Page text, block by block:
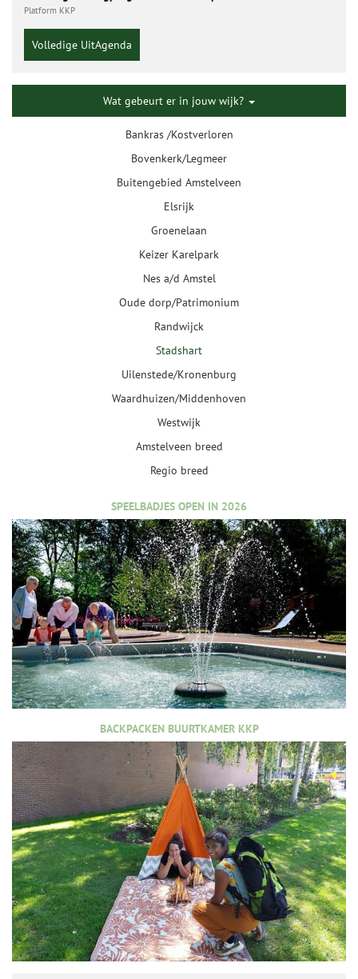
Platform KKP
Volledige UitAgenda
Wat gebeurt er in jouw wijk?
Bankras /Kostverloren
Bovenkerk/Legmeer
Buitengebied Amstelveen
Elsrijk
Groenelaan
Keizer Karelpark
Nes a/d Amstel
Oude dorp/Patrimonium
Randwijck
Stadshart
Uilenstede/Kronenburg
Waardhuizen/Middenhoven
Westwijk
Amstelveen breed
Regio breed
SPEELBADJES OPEN IN 2026
BACKPACKEN BUURTKAMER KKP